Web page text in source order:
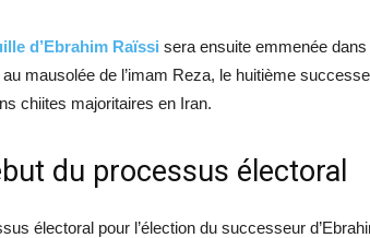
d’Ebrahim Raïssi sera ensuite emmenée
mausolée de l’imam Reza, le huitième
chiites majoritaires en Iran.
du processus électoral
électoral pour l’élection du successeur